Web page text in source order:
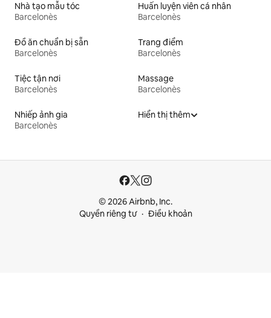
Nhà tạo mẫu tóc
Barcelonès
Huấn luyện viên cá nhân
Barcelonès
Đồ ăn chuẩn bị sẵn
Barcelonès
Trang điểm
Barcelonès
Tiệc tận nơi
Barcelonès
Massage
Barcelonès
Nhiếp ảnh gia
Barcelonès
Hiển thị thêm
© 2026 Airbnb, Inc.
Quyền riêng tư
Điều khoản